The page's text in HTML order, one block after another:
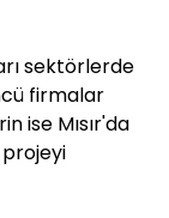
sektörlerde
firmalar
ise Mısır'da